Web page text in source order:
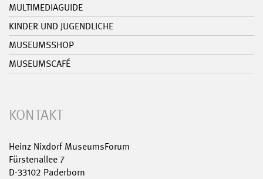
MULTIMEDIAGUIDE
KINDER UND JUGENDLICHE
MUSEUMSSHOP
MUSEUMSCAFÉ
KONTAKT
Heinz Nixdorf MuseumsForum
Fürstenallee 7
D-33102 Paderborn